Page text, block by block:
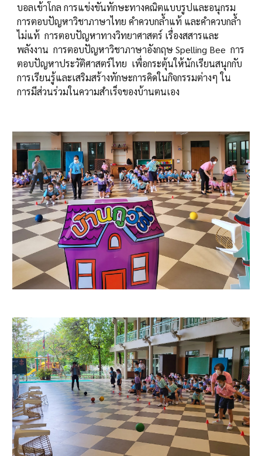
บอลเข้าโกล การแข่งขันทักษะทางคณิตแบบรูปและอนุกรม
การตอบปัญหาวิชาภาษาไทย คำควบกล้ำแท้ และคำควบกล้ำ
ไม่แท้ การตอบปัญหาทางวิทยาศาสตร์ เรื่องสสารและ
พลังงาน การตอบปัญหาวิชาภาษาอังกฤษ Spelling Bee การ
ตอบปัญหาประวัติศาสตร์ไทย เพื่อกระตุ้นให้นักเรียนสนุกกับ
การเรียนรู้และเสริมสร้างทักษะการคิดในกิจกรรมต่างๆ ใน
การมีส่วนร่วมในความสำเร็จของบ้านตนเอง